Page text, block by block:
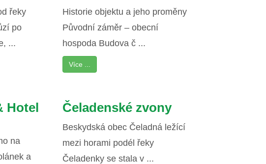
řeky
po
...
Historie objektu a jeho proměny
Původní záměr – obecní
hospoda Budova č ...
Více ...
Hotel
na
a
Čeladenské zvony
Beskydská obec Čeladná ležící
mezi horami podél řeky
Čeladenky se stala v ...